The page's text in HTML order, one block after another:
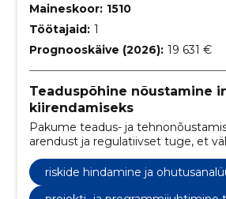
Maineskoor: 1510
Töötajaid: 1
Prognooskäive (2026): 19 631 €
Teaduspõhine nõustamine
kiirendamiseks
Pakume teadus- ja
arendust ja regulatiivset tuge, et
riskide hindamine ja